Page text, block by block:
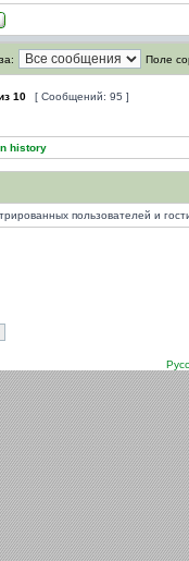
Поле
10 [ Сообщений: 95 ]
history
пользователей и